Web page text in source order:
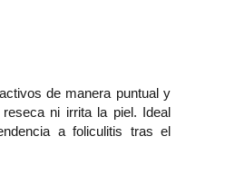
de manera puntual y
ni irrita la piel. Ideal
a foliculitis tras el